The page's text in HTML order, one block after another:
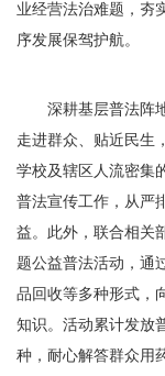
业经营法治难题，夯
序发展保驾护航。
深耕基层普法阵地
走进群众、贴近民生
学校及辖区人流密集
普法宣传工作，从严
益。此外，联合相关
题公益普法活动，通
品回收等多种形式，
知识。活动累计发放
种，耐心解答群众用